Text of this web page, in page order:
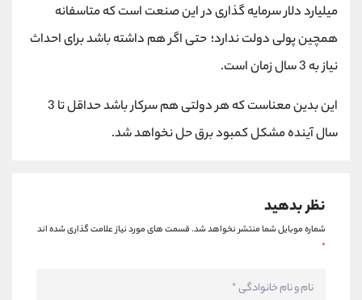
میلیارد دلار سرمایه گذاری در این صنعت است که متاسفانه
همچین پولی دولت ندارد؛ حتی اگر هم داشته باشد برای احداث
نیاز به 3 سال زمان است.
این بدین معناست که هر دولتی هم سرکار باشد حداقل تا 3
سال آینده مشکل کمبود برق حل نخواهد شد.
نظر بدهید
شماره موبایل شما منتشر نخواهد شد.قسمت های مورد نیاز علامت گذاری شده اند
*